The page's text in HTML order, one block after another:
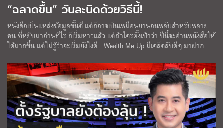
“ฉลาดขึ้น” วันละนิดด้วยวิธีนี้!
หนังสือเป็นแหล่งข้อมูลชั้นดี แต่ก็อาจเป็นเหมือนยานอนหลับสำหรับหลาย
คน ที่หยิบมาอ่านทีไร ก็เริ่มหาวแล้ว แต่ถ้าใครตั้งเป้าว่า ปีนี้จะอ่านหนังสือให้
ได้มากขึ้น แต่ไม่รู้ว่าจะเริ่มยังไงดี…Wealth Me Up มีเคล็ดลับดีๆ มาฝาก